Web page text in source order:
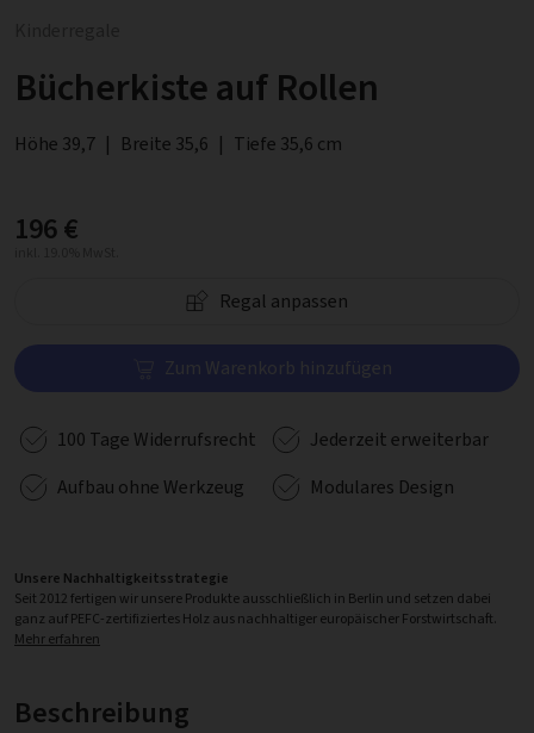
Bücherkiste auf Rollen
Höhe 39,7 | Breite 35,6 | Tiefe 35,6 cm
196 €
Regal anpassen
Zum Warenkorb hinzufügen
100 Tage Widerrufsrecht
Jederzeit erweiterbar
Aufbau ohne Werkzeug
Modulares Design
Unsere Nachhaltigkeitsstrategie
Seit 2012 fertigen wir unsere Produkte ausschließlich in Berlin und setzen dabei
ganz auf PEFC-zertifiziertes Holz aus nachhaltiger europäischer Forstwirtschaft.
Mehr erfahren
Beschreibung